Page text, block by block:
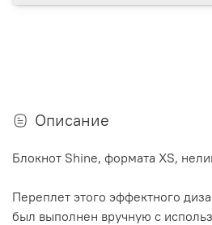
Описание
Блокнот Shine, формата XS,
Переплет этого эффектного
был выполнен вручную с